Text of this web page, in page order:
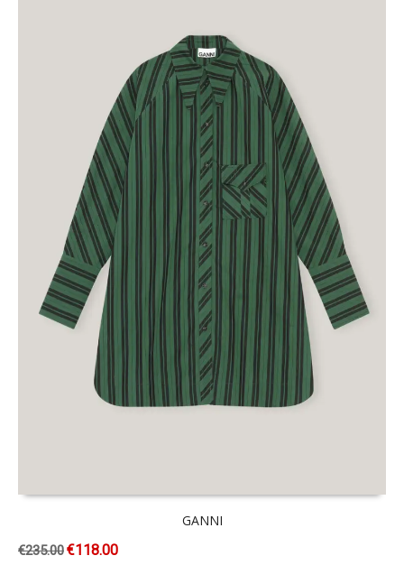
GANNI
€235.00€118.00